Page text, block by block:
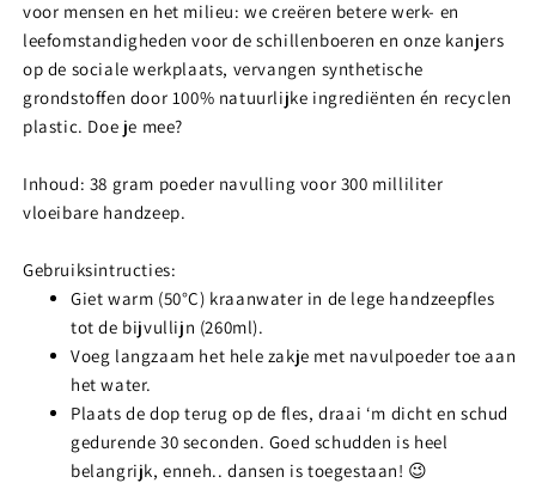
voor mensen en het milieu: we creëren betere werk- en
leefomstandigheden voor de schillenboeren en onze kanjers
op de sociale werkplaats, vervangen synthetische
grondstoffen door 100% natuurlijke ingrediënten én recyclen
plastic. Doe je mee?
Inhoud: 38 gram poeder navulling voor 300 milliliter
vloeibare handzeep.
Gebruiksintructies:
Giet warm (50°C) kraanwater in de lege handzeepfles
tot de bijvullijn (260ml).
Voeg langzaam het hele zakje met navulpoeder toe aan
het water.
Plaats de dop terug op de fles, draai ‘m dicht en schud
gedurende 30 seconden. Goed schudden is heel
belangrijk, enneh.. dansen is toegestaan! 😉